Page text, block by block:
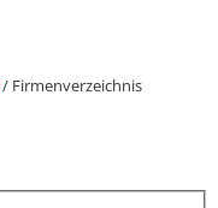
/ Firmenverzeichnis